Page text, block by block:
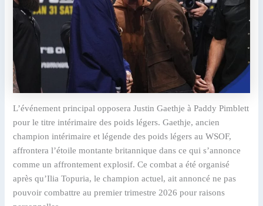
L’événement principal opposera Justin Gaethje à Paddy Pimblett
pour le titre intérimaire des poids légers. Gaethje, ancien
champion intérimaire et légende des poids légers au WSOF,
affrontera l’étoile montante britannique dans ce qui s’annonce
comme un affrontement explosif. Ce combat a été organisé
après qu’Ilia Topuria, le champion actuel, ait annoncé ne pas
pouvoir combattre au premier trimestre 2026 pour raisons